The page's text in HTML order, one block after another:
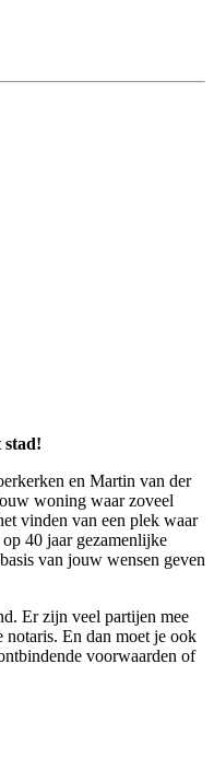
stad!
en Martin van der
woning waar zoveel
vinden van een plek waar
40 jaar gezamenlijke
van jouw wensen geven
Er zijn veel partijen mee
notaris. En dan moet je ook
voorwaarden of
het proces.
een plek waar je de